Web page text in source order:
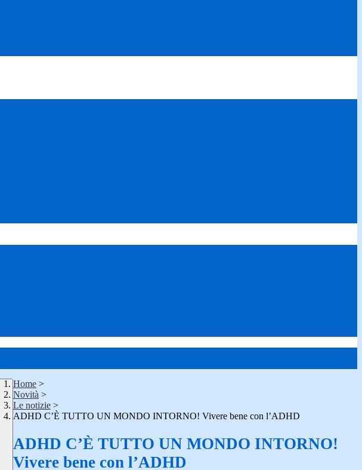
Home >
Novità >
Le notizie >
ADHD C’È TUTTO UN MONDO INTORNO! Vivere bene con l’ADHD
ADHD C’È TUTTO UN MONDO INTORNO!
Vivere bene con l’ADHD